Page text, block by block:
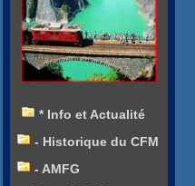
* Info et Actualité
- Historique du CFM
- AMFG